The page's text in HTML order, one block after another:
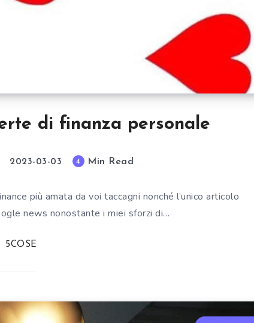
di finanza personale
2023-03-03 4 Min Read
più amata da voi taccagni nonché l’unico articolo
news nonostante i miei sforzi di…
5COSE